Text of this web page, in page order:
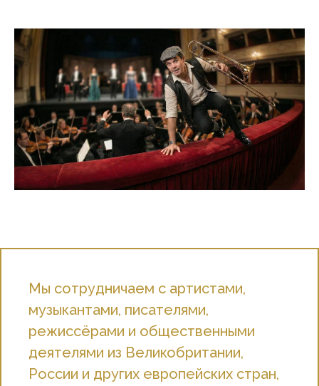
Мы сотрудничаем с артистами,
музыкантами, писателями,
режиссёрами и общественными
деятелями из Великобритании,
России и других европейских стран,